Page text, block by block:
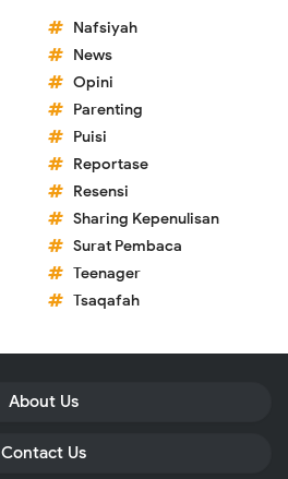
Nafsiyah
News
Opini
Parenting
Puisi
Reportase
Resensi
Sharing Kepenulisan
Surat Pembaca
Teenager
Tsaqafah
About Us
Contact Us